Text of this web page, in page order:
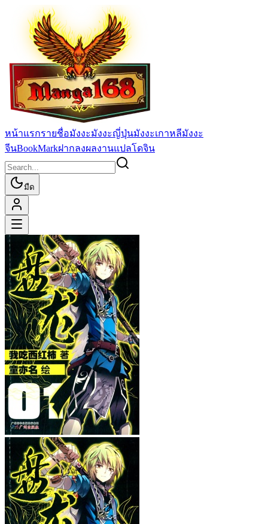
หน้าแรกรายชื่อมังงะมังงะญี่ปุ่นมังงะเกาหลีมังงะ
จีนBookMarkฝากลงผลงานแปลโดจิน
มืด